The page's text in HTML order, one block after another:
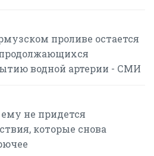
проливе остается
водной артерии - СМИ
не придется
которые снова